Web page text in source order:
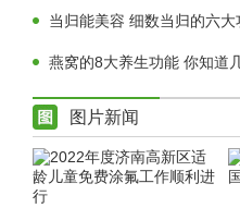
当归能美容 细数当归的六大
燕窝的8大养生功能 你知道
图片新闻